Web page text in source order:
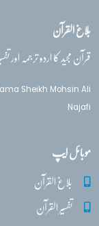
بلاغ القرآن
قرآن مجید کا اردو ترجمہ اور
Sheikh Mohsin Ali
Najafi
موبائل ایپ
بلاغ القرآن
تفسیر القرآن